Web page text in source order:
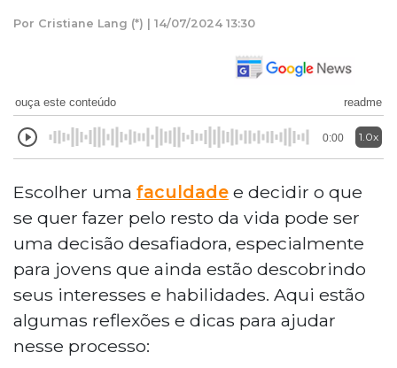
Por Cristiane Lang (*) | 14/07/2024 13:30
ouça este conteúdo readme
0:00 1.0x
Escolher uma faculdade e decidir o que
se quer fazer pelo resto da vida pode ser
uma decisão desafiadora, especialmente
para jovens que ainda estão descobrindo
seus interesses e habilidades. Aqui estão
algumas reflexões e dicas para ajudar
nesse processo: